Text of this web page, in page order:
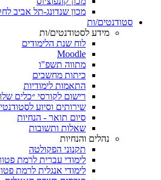
מכון שנדונג-תל אביב
סטודנטים/ות
מידע לסטודנטים/ות
לוח שנת הלימודים
Moodle
מתווה תשפ"ו
כיתות מחשבים
התאמות לימודיות
רישום לקורסי ״כלים
שירותים וסיוע
סיום תואר - הנחיות
שאלות ותשובות
נהלים והנחיות
תקנוני הפקולטה
לימודי עברית לרמת
לימודי אנגלית לרמת